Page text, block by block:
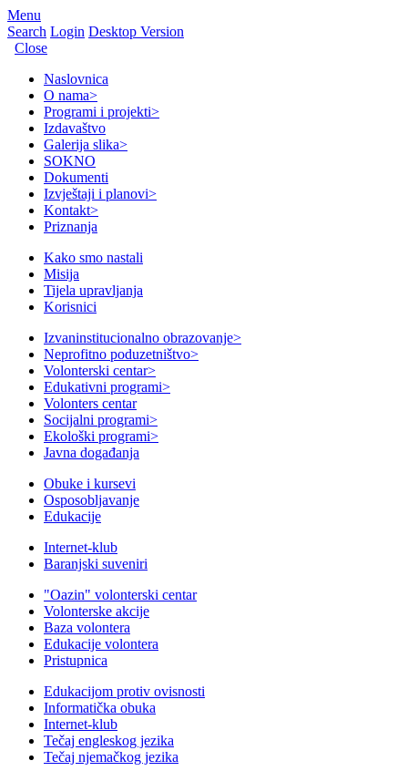
Menu
Search Login Desktop Version
Close
Naslovnica
O nama>
Programi i projekti>
Izdavaštvo
Galerija slika>
SOKNO
Dokumenti
Izvještaji i planovi>
Kontakt>
Priznanja
Kako smo nastali
Misija
Tijela upravljanja
Korisnici
Izvaninstitucionalno obrazovanje>
Neprofitno poduzetništvo>
Volonterski centar>
Edukativni programi>
Volonters centar
Socijalni programi>
Ekološki programi>
Javna događanja
Obuke i kursevi
Osposobljavanje
Edukacije
Internet-klub
Baranjski suveniri
"Oazin" volonterski centar
Volonterske akcije
Baza volontera
Edukacije volontera
Pristupnica
Edukacijom protiv ovisnosti
Informatička obuka
Internet-klub
Tečaj engleskog jezika
Tečaj njemačkog jezika